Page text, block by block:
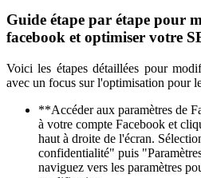
Guide étape par étape pour
facebook et optimiser votre
Voici les étapes détaillées pour
avec un focus sur l'optimisation pour
**Accéder aux paramètres de
à votre compte Facebook et
haut à droite de l'écran.
confidentialité" puis
naviguez vers les paramètres